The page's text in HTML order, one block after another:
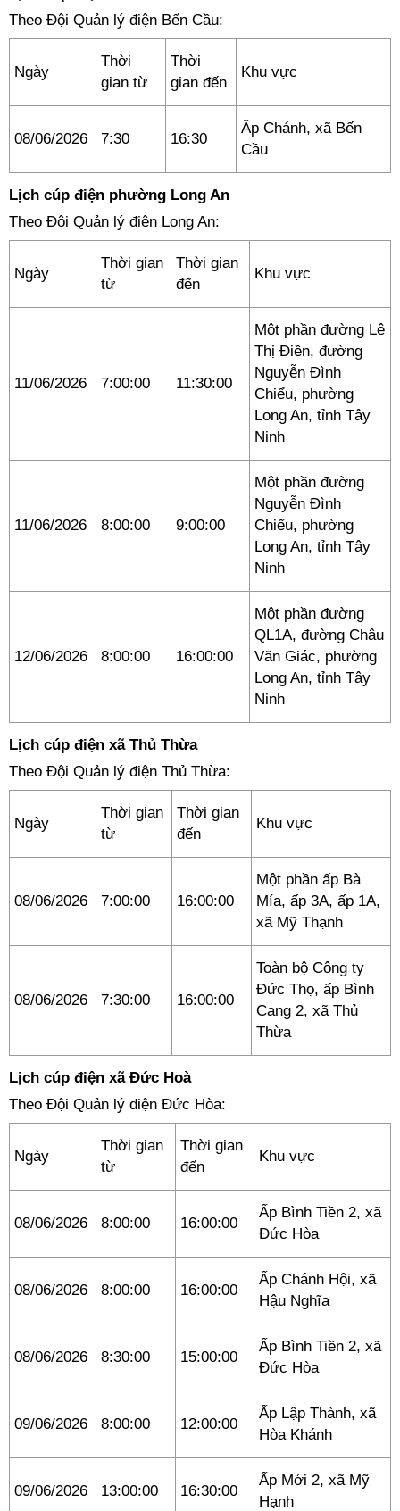
Theo Đội Quản lý điện Bến Cầu:
Ngày
Thời
gian từ
Thời
gian đến
Khu vực
08/06/2026 7:30 16:30
Ấp Chánh, xã Bến
Cầu
Lịch cúp điện phường Long An
Theo Đội Quản lý điện Long An:
Ngày
Thời gian
từ
Thời gian
đến
Khu vực
11/06/2026 7:00:00 11:30:00
Một phần đường Lê
Thị Điền, đường
Nguyễn Đình
Chiểu, phường
Long An, tỉnh Tây
Ninh
11/06/2026 8:00:00 9:00:00
Một phần đường
Nguyễn Đình
Chiểu, phường
Long An, tỉnh Tây
Ninh
12/06/2026 8:00:00 16:00:00
Một phần đường
QL1A, đường Châu
Văn Giác, phường
Long An, tỉnh Tây
Ninh
Lịch cúp điện xã Thủ Thừa
Theo Đội Quản lý điện Thủ Thừa:
Ngày
Thời gian
từ
Thời gian
đến
Khu vực
08/06/2026 7:00:00 16:00:00
Một phần ấp Bà
Mía, ấp 3A, ấp 1A,
xã Mỹ Thạnh
08/06/2026 7:30:00 16:00:00
Toàn bộ Công ty
Đức Thọ, ấp Bình
Cang 2, xã Thủ
Thừa
Lịch cúp điện xã Đức Hoà
Theo Đội Quản lý điện Đức Hòa:
Ngày
Thời gian
từ
Thời gian
đến
Khu vực
08/06/2026 8:00:00 16:00:00
Ấp Bình Tiền 2, xã
Đức Hòa
08/06/2026 8:00:00 16:00:00
Ấp Chánh Hội, xã
Hậu Nghĩa
08/06/2026 8:30:00 15:00:00
Ấp Bình Tiền 2, xã
Đức Hòa
09/06/2026 8:00:00 12:00:00
Ấp Lập Thành, xã
Hòa Khánh
09/06/2026 13:00:00 16:30:00
Ấp Mới 2, xã Mỹ
Hạnh